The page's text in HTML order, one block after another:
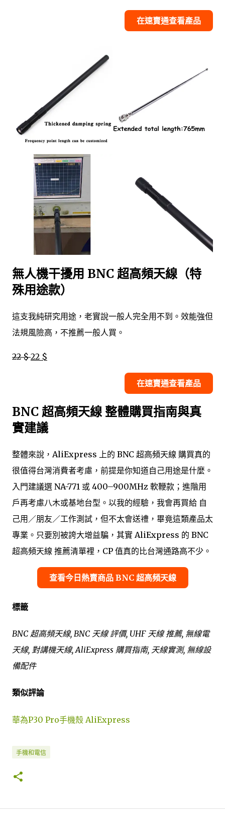
在速賣通查看產品
無人機干擾用 BNC 超高頻天線（特
殊用途款）
這支我純研究用途，老實說一般人完全用不到。效能強但
法規風險高，不推薦一般人買。
22 $ 22 $
在速賣通查看產品
BNC 超高頻天線 整體購買指南與真
實建議
整體來說，AliExpress 上的 BNC 超高頻天線 購買真的
很值得台灣消費者考慮，前提是你知道自己用途是什麼。
入門建議選 NA-771 或 400–900MHz 軟鞭款；進階用
戶再考慮八木或基地台型。以我的經驗，我會再買給 自
己用／朋友／工作測試，但不太會送禮，畢竟這類產品太
專業。只要別被誇大增益騙，其實 AliExpress 的 BNC
超高頻天線 推薦清單裡，CP 值真的比台灣通路高不少。
查看今日熱賣商品 BNC 超高頻天線
標籤
BNC 超高頻天線, BNC 天線 評價, UHF 天線 推薦, 無線電
天線, 對講機天線, AliExpress 購買指南, 天線實測, 無線設
備配件
類似評論
華為P30 Pro手機殼 AliExpress
手機和電信